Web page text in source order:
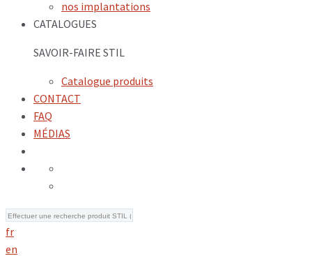
nos implantations
CATALOGUES
SAVOIR-FAIRE STIL
Catalogue produits
CONTACT
FAQ
MÉDIAS
fr
en